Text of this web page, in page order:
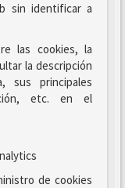
sin identificar a
las cookies, la
la descripción
sus principales
etc. en el
de cookies